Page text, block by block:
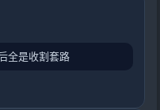
全是收割套路